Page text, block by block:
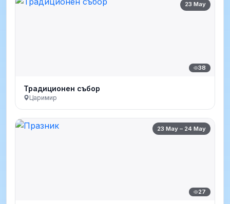
23 May
38
Традиционен събор
Царимир
23 May – 24 May
27